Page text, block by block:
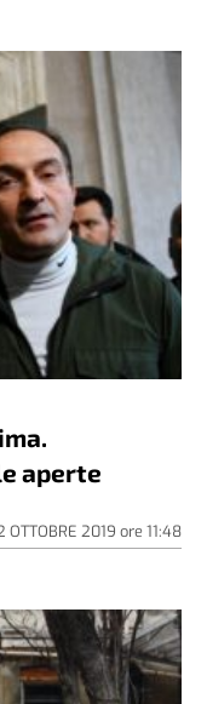
aperte
OTTOBRE 2019 ore 11:48